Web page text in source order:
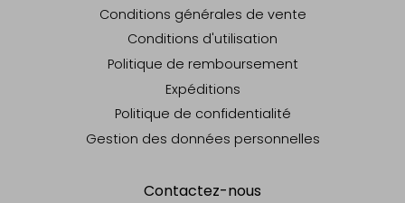
Conditions générales de vente
Conditions d'utilisation
Politique de remboursement
Expéditions
Politique de confidentialité
Gestion des données personnelles
Contactez-nous